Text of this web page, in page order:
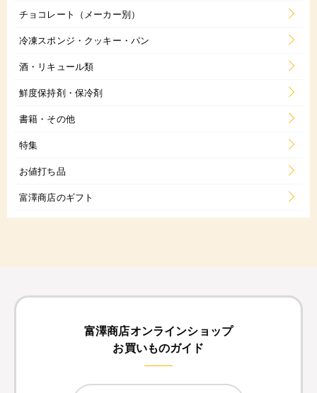
チョコレート（メーカー別）
冷凍スポンジ・クッキー・パン
酒・リキュール類
鮮度保持剤・保冷剤
書籍・その他
特集
お値打ち品
富澤商店のギフト
富澤商店オンラインショップ
お買いものガイド